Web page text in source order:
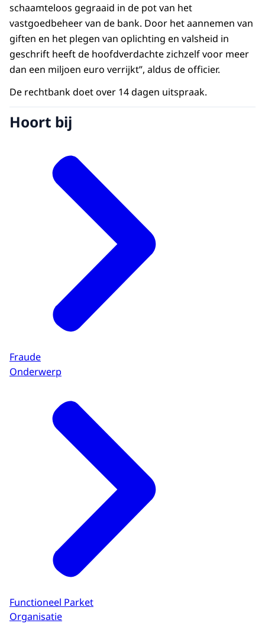
schaamteloos gegraaid in de pot van het
vastgoedbeheer van de bank. Door het aannemen van
giften en het plegen van oplichting en valsheid in
geschrift heeft de hoofdverdachte zichzelf voor meer
dan een miljoen euro verrijkt”, aldus de officier.
De rechtbank doet over 14 dagen uitspraak.
Hoort bij
Fraude
Onderwerp
Functioneel Parket
Organisatie